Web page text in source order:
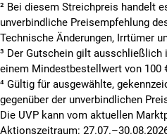
² Bei diesem Streichpreis handelt
unverbindliche Preisempfehlung
Technische Änderungen, Irrtümer
³ Der Gutschein gilt ausschließlich
einem Mindestbestellwert von 100
⁴ Gültig für ausgewählte,
gegenüber der unverbindlichen
Die UVP kann vom aktuellen
Aktionszeitraum: